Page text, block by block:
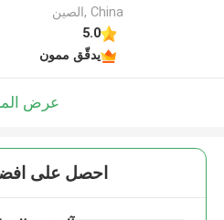
China ,الصين
5.0
يدقّق ممون
عرض
احصل على